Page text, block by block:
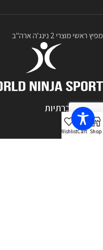
מפיץ ראשי מוצרי 2 נינג'ה ארה"ב
רשתות חברתיות
Shop
Cart
Wishlist